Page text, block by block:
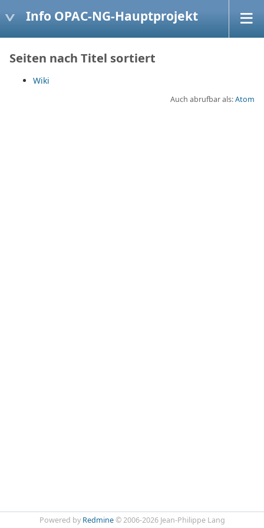
Info OPAC-NG-Hauptprojekt
Seiten nach Titel sortiert
Wiki
Auch abrufbar als:Atom
Powered by Redmine© 2006-2026 Jean-Philippe Lang